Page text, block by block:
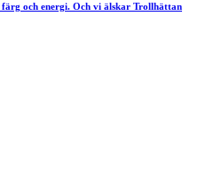
och energi. Och vi älskar Trollhättan